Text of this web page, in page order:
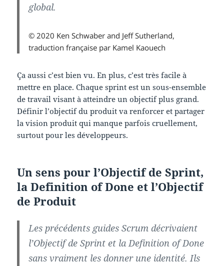
global.
© 2020 Ken Schwaber and Jeff Sutherland,
traduction française par Kamel Kaouech
Ça aussi c’est bien vu. En plus, c’est très facile à
mettre en place. Chaque sprint est un sous-ensemble
de travail visant à atteindre un objectif plus grand.
Définir l’objectif du produit va renforcer et partager
la vision produit qui manque parfois cruellement,
surtout pour les développeurs.
Un sens pour l’Objectif de Sprint,
la Definition of Done et l’Objectif
de Produit
Les précédents guides Scrum décrivaient
l’Objectif de Sprint et la Definition of Done
sans vraiment les donner une identité. Ils